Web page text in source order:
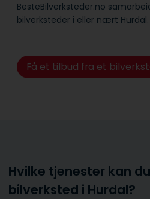
BesteBilverksteder.no
bilverksteder i eller nært Hurdal.
Få et tilbud fra et
Hvilke tjenester kan
bilverksted i Hurdal?